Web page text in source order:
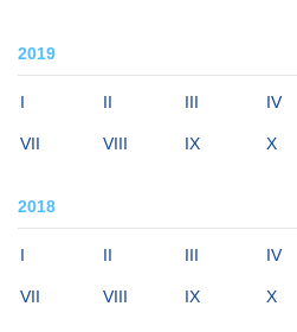
2019
I II III IV
VII VIII IX X
2018
I II III IV
VII VIII IX X